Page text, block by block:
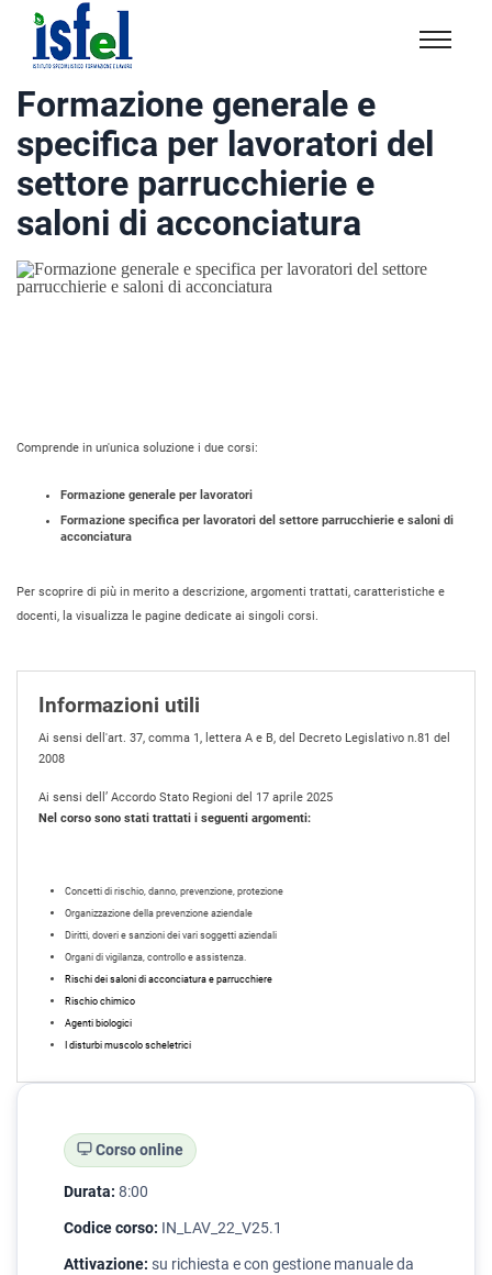
Isfel
Istituto
specialistico
formazione
lavoro
Formazione generale e
specifica per lavoratori del
settore parrucchierie e
saloni di acconciatura
Comprende in un'unica soluzione i due corsi:
Formazione generale per lavoratori
Formazione specifica per lavoratori del settore parrucchierie e saloni di
acconciatura
Per scoprire di più in merito a descrizione, argomenti trattati, caratteristiche e
docenti, la visualizza le pagine dedicate ai singoli corsi.
Informazioni utili
Ai sensi dell'art. 37, comma 1, lettera A e B, del Decreto Legislativo n.81 del
2008
Ai sensi dell’ Accordo Stato Regioni del 17 aprile 2025
Nel corso sono stati trattati i seguenti argomenti:
Concetti di rischio, danno, prevenzione, protezione
Organizzazione della prevenzione aziendale
Diritti, doveri e sanzioni dei vari soggetti aziendali
Organi di vigilanza, controllo e assistenza.
Rischi dei saloni di acconciatura e parrucchiere
Rischio chimico
Agenti biologici
I disturbi muscolo scheletrici
Corso online
Durata: 8:00
Codice corso: IN_LAV_22_V25.1
Attivazione: su richiesta e con gestione manuale da